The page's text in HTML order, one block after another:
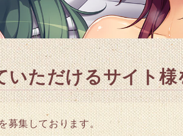
いただけるサイト
募集しております。